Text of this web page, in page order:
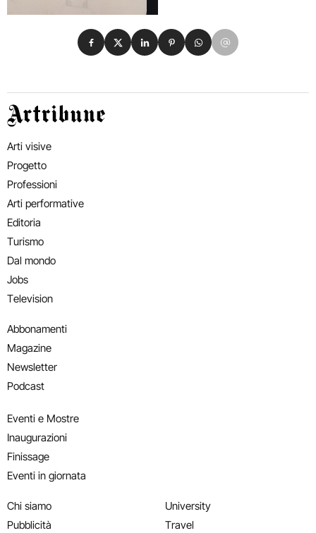
Condividi su Facebook
Condividi su X
Condividi su LinkedIn
Condividi su Pinterest
Condividi su WhatsApp
Condividi su Email
Artribune
Arti visive
Progetto
Professioni
Arti performative
Editoria
Turismo
Dal mondo
Jobs
Television
Abbonamenti
Magazine
Newsletter
Podcast
Eventi e Mostre
Inaugurazioni
Finissage
Eventi in giornata
Chi siamo
Pubblicità
University
Travel